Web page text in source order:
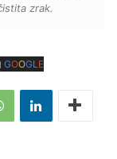
zrak.
GOOGL E